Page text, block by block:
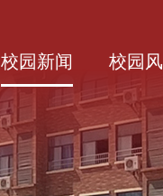
校园新闻 校园